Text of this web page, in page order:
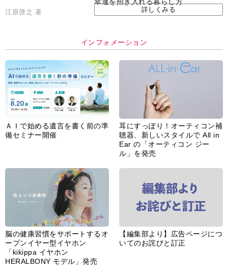
江原啓之 著 詳しくみる
インフォメーション
ＡＩで始める遺言を書く前の準
備セミナー開催
耳にすっぽり！オーティコン補
聴器、新しいスタイルで All in
Ear の「オーティコン ジー
ル」を発売
脳の健康習慣をサポートするオ
ープンイヤー型イヤホン
「kikippa イヤホン
HERALBONY モデル」発売
【編集部より】広告ページにつ
いてのお詫びと訂正